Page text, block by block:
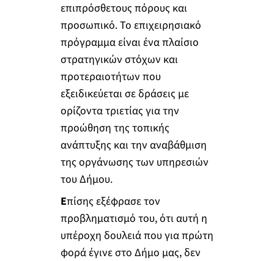
επιπρόσθετους πόρους και
προσωπικό. Το επιχειρησιακό
πρόγραμμα είναι ένα πλαίσιο
στρατηγικών στόχων και
προτεραιοτήτων που
εξειδικεύεται σε δράσεις με
ορίζοντα τριετίας για την
προώθηση της τοπικής
ανάπτυξης και την αναβάθμιση
της οργάνωσης των υπηρεσιών
του Δήμου.
Επίσης εξέφρασε τον
προβληματισμό του, ότι αυτή η
υπέροχη δουλειά που για πρώτη
φορά έγινε στο Δήμο μας, δεν